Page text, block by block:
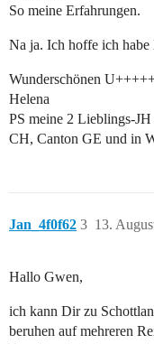
So meine Erfahrungen.
Na ja. Ich hoffe ich
Wunderschönen
Helena
PS meine 2 Lieblings-
CH, Canton GE und in
Jan_4f0f62 13.
3
Hallo Gwen,
ich kann Dir zu
beruhen auf mehreren